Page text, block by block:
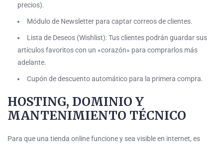
precios).
Módulo de Newsletter para captar correos de clientes.
Lista de Deseos (Wishlist): Tus clientes podrán guardar sus
artículos favoritos con un «corazón» para comprarlos más
adelante.
Cupón de descuento automático para la primera compra.
HOSTING, DOMINIO Y
MANTENIMIENTO TÉCNICO
Para que una tienda online funcione y sea visible en internet, es